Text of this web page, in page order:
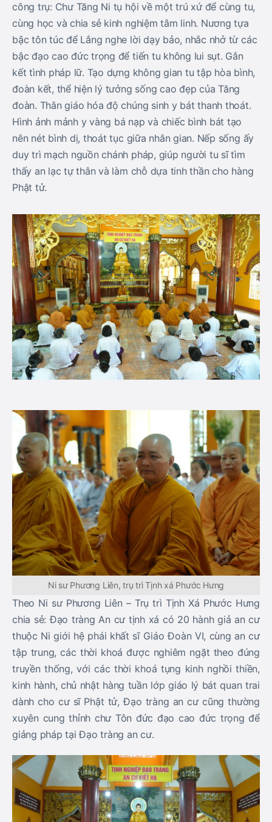
công trụ: Chư Tăng Ni tụ hội về một trú xứ để cùng tu,
cùng học và chia sẻ kinh nghiệm tâm linh. Nương tựa
bậc tôn túc để Lắng nghe lời dạy bảo, nhắc nhở từ các
bậc đạo cao đức trọng để tiến tu không lui sụt. Gắn
kết tình pháp lữ. Tạo dựng không gian tu tập hòa bình,
đoàn kết, thể hiện lý tưởng sống cao đẹp của Tăng
đoàn. Thân giáo hóa độ chúng sinh y bát thanh thoát.
Hình ảnh mảnh y vàng bá nạp và chiếc bình bát tạo
nên nét bình dị, thoát tục giữa nhân gian. Nếp sống ấy
duy trì mạch nguồn chánh pháp, giúp người tu sĩ tìm
thấy an lạc tự thân và làm chỗ dựa tinh thần cho hàng
Phật tử.
Ni sư Phương Liên, trụ trì Tịnh xá Phước Hưng
Theo Ni sư Phương Liên – Trụ trì Tịnh Xá Phước Hưng
chia sẻ: Đạo tràng An cư tịnh xá có 20 hành giả an cư
thuộc Ni giới hệ phái khất sĩ Giáo Đoàn VI, cùng an cư
tập trung, các thời khoá được nghiêm ngặt theo đúng
truyền thống, với các thời khoá tụng kinh nghồi thiền,
kinh hành, chủ nhật hàng tuần lớp giáo lý bát quan trai
dành cho cư sĩ Phật tử, Đạo tràng an cư cũng thường
xuyên cung thỉnh chư Tôn đức đạo cao đức trọng để
giảng pháp tại Đạo tràng an cư.